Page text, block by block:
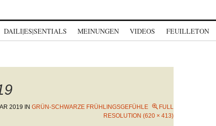
DAILI|ES|SENTIALS MEINUNGEN VIDEOS FEUILLETON
2019 IN GRÜN-SCHWARZE FRÜHLINGSGEFÜHLE
FULL
RESOLUTION (620 × 413)